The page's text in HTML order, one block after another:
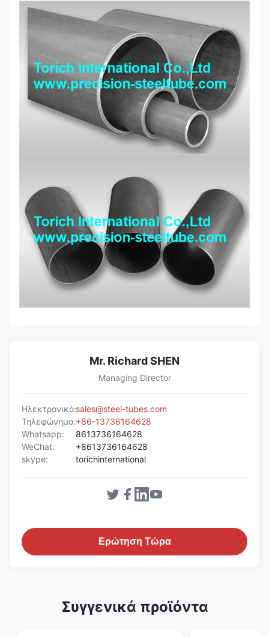
Mr. Richard SHEN
Managing Director
Ηλεκτρονικό:sales@steel-tubes.com
Τηλεφώνημα:+86-13736164628
Whatsapp:
8613736164628
WeChat:
+8613736164628
skype:
torichinternational
Ερώτηση Τώρα
Συγγενικά προϊόντα